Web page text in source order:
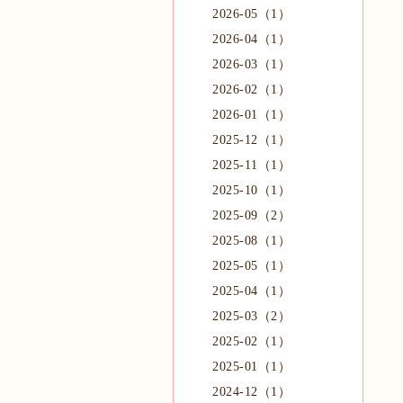
2026-05（1）
2026-04（1）
2026-03（1）
2026-02（1）
2026-01（1）
2025-12（1）
2025-11（1）
2025-10（1）
2025-09（2）
2025-08（1）
2025-05（1）
2025-04（1）
2025-03（2）
2025-02（1）
2025-01（1）
2024-12（1）